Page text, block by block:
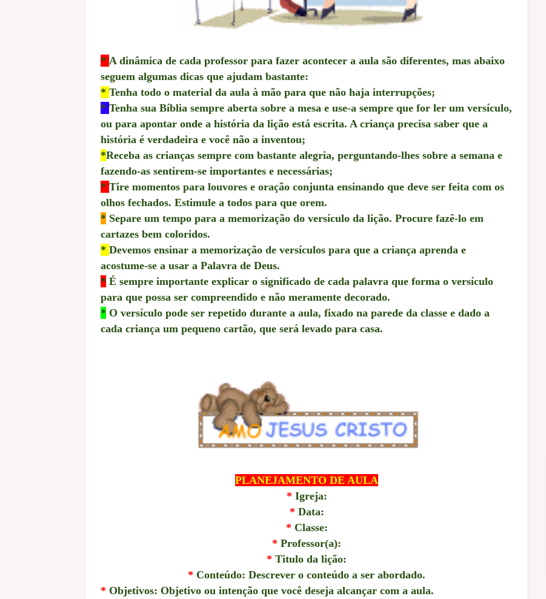
* A dinâmica de cada professor para fazer acontecer a aula são diferentes, mas abaixo
seguem algumas dicas que ajudam bastante:
* Tenha todo o material da aula à mão para que não haja interrupções;
* Tenha sua Bíblia sempre aberta sobre a mesa e use-a sempre que for ler um versículo,
ou para apontar onde a história da lição está escrita. A criança precisa saber que a
história é verdadeira e você não a inventou;
*Receba as crianças sempre com bastante alegria, perguntando-lhes sobre a semana e
fazendo-as sentirem-se importantes e necessárias;
* Tire momentos para louvores e oração conjunta ensinando que deve ser feita com os
olhos fechados. Estimule a todos para que orem.
* Separe um tempo para a memorização do versículo da lição. Procure fazê-lo em
cartazes bem coloridos.
* Devemos ensinar a memorização de versículos para que a criança aprenda e
acostume-se a usar a Palavra de Deus.
* É sempre importante explicar o significado de cada palavra que forma o versículo
para que possa ser compreendido e não meramente decorado.
* O versículo pode ser repetido durante a aula, fixado na parede da classe e dado a
cada criança um pequeno cartão, que será levado para casa.
PLANEJAMENTO DE AULA
* Igreja:
* Data:
* Classe:
* Professor(a):
* Titulo da lição:
* Conteúdo: Descrever o conteúdo a ser abordado.
* Objetivos: Objetivo ou intenção que você deseja alcançar com a aula.